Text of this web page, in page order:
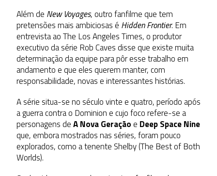
Além de New Voyages, outro fanfilme que tem
pretensões mais ambiciosas é Hidden Frontier. Em
entrevista ao The Los Angeles Times, o produtor
executivo da série Rob Caves disse que existe muita
determinação da equipe para pôr esse trabalho em
andamento e que eles querem manter, com
responsabilidade, novas e interessantes histórias.
A série situa-se no século vinte e quatro, período após
a guerra contra o Dominion e cujo foco refere-se a
personagens deA Nova Geraçãoe Deep Space Nine
que, embora mostrados nas séries, foram pouco
explorados, como a tenente Shelby (The Best of Both
Worlds).